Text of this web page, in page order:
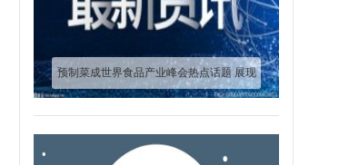
预制菜成世界食品产业峰会热点话题 展现